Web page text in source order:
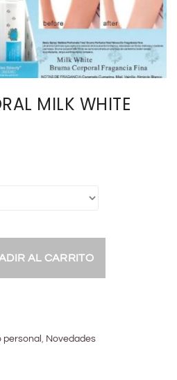
TARJETAS REGALO
MILK WHITE
AL CARRITO
personal Novedades